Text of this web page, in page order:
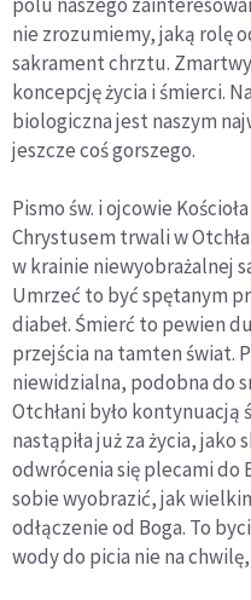
nie zrozumiemy, jaką rolę
sakrament chrztu.
koncepcję życia i śmierci.
biologiczna jest naszym
jeszcze coś gorszego.
Pismo św. i ojcowie
Chrystusem trwali w
w krainie niewyobrażalnej
Umrzeć to być spętanym
diabeł. Śmierć to pewien
przejścia na tamten świat.
niewidzialna, podobna do
Otchłani było
nastąpiła już za życia,
odwrócenia się plecami do
sobie wyobrazić, jak
odłączenie od Boga. To
wody do picia nie na